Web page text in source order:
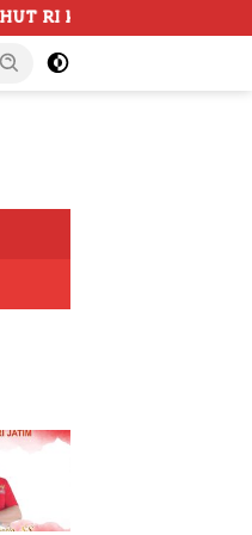
Dimulai, Bupati Fauzi